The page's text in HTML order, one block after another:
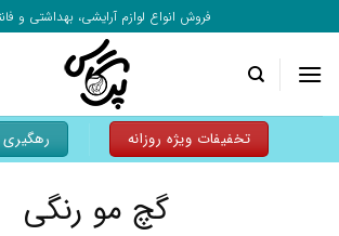
محتوا
بروید
فروش انواع لوازم آرایشی، بهداشتی و
تخفیفات ویژه روزانه
گچ مو رنگی